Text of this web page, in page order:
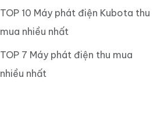
TOP 10 Máy phát điện Kubota thu
mua nhiều nhất
TOP 7 Máy phát điện thu mua
nhiều nhất